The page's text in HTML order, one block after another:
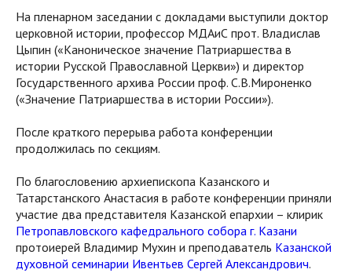
На пленарном заседании с докладами выступили доктор
церковной истории, профессор МДАиС прот. Владислав
Цыпин («Каноническое значение Патриаршества в
истории Русской Православной Церкви») и директор
Государственного архива России проф. С.В.Мироненко
(«Значение Патриаршества в истории России»).
После краткого перерыва работа конференции
продолжилась по секциям.
По благословению архиепископа Казанского и
Татарстанского Анастасия в работе конференции приняли
участие два представителя Казанской епархии – клирик
Петропавловского кафедрального собора г. Казани
протоиерей Владимир Мухин и преподаватель Казанской
духовной семинарии Ивентьев Сергей Александрович.